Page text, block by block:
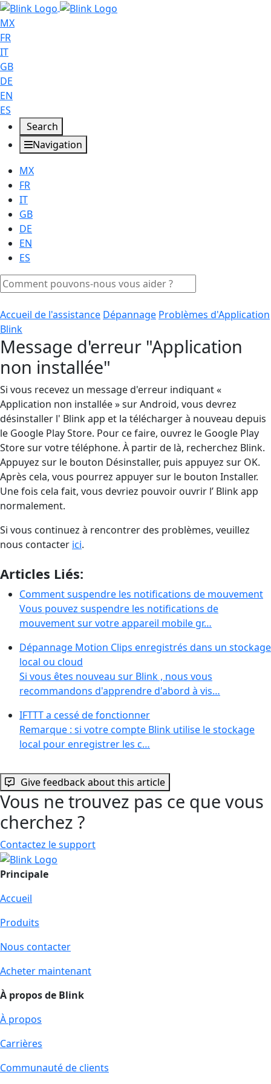
MX
FR
IT
GB
DE
EN
ES
Search
Navigation
MX
FR
IT
GB
DE
EN
ES
Accueil de l'assistance Dépannage Problèmes d'Application
Blink
Message d'erreur "Application
non installée"
Si vous recevez un message d'erreur indiquant «
Application non installée » sur Android, vous devrez
désinstaller l' Blink app et la télécharger à nouveau depuis
le Google Play Store. Pour ce faire, ouvrez le Google Play
Store sur votre téléphone. À partir de là, recherchez Blink.
Appuyez sur le bouton Désinstaller, puis appuyez sur OK.
Après cela, vous pourrez appuyer sur le bouton Installer.
Une fois cela fait, vous devriez pouvoir ouvrir l’ Blink app
normalement.
Si vous continuez à rencontrer des problèmes, veuillez
nous contacter ici.
Articles Liés:
Comment suspendre les notifications de mouvement
Vous pouvez suspendre les notifications de
mouvement sur votre appareil mobile gr…
Dépannage Motion Clips enregistrés dans un stockage
local ou cloud
Si vous êtes nouveau sur Blink , nous vous
recommandons d'apprendre d'abord à vis…
IFTTT a cessé de fonctionner
Remarque : si votre compte Blink utilise le stockage
local pour enregistrer les c…
Give feedback about this article
Vous ne trouvez pas ce que vous
cherchez ?
Contactez le support
Principale
Accueil
Produits
Nous contacter
Acheter maintenant
À propos de Blink
À propos
Carrières
Communauté de clients